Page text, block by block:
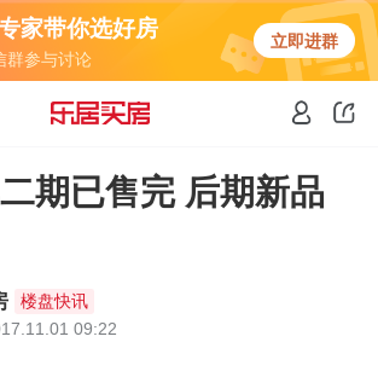
家带你选好房
群参与讨论
立即进群
期已售完 后期新品
楼盘快讯
09:22